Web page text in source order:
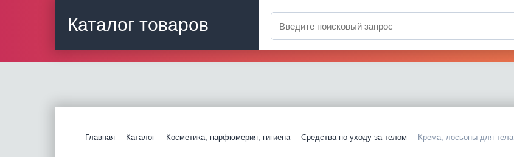
Каталог товаров
Главная Каталог Косметика, парфюмерия, гигиена Средства по уходу за телом Крема, лосьоны для тела